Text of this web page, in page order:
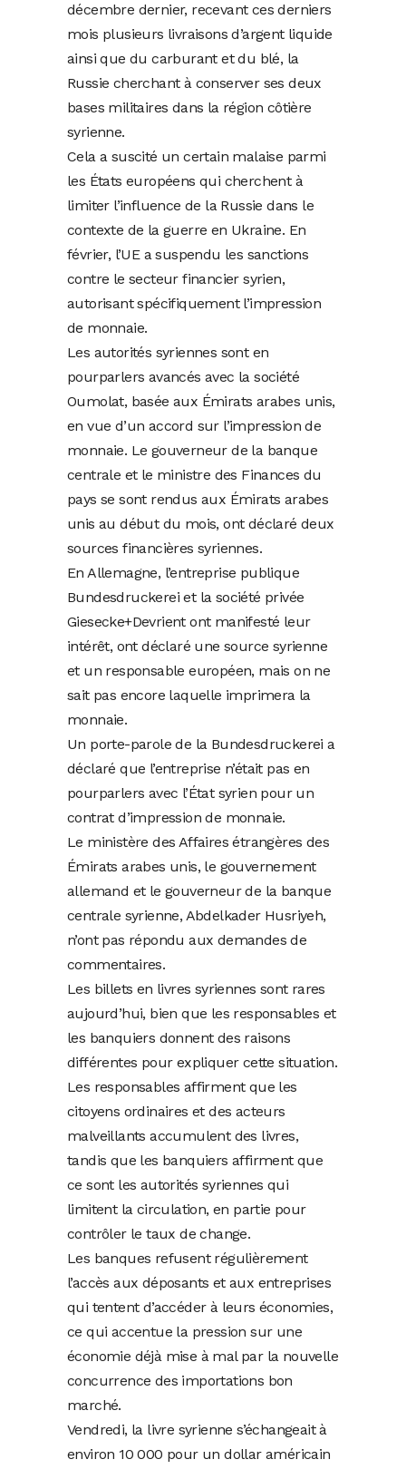
décembre dernier, recevant ces derniers
mois plusieurs livraisons d’argent liquide
ainsi que du carburant et du blé, la
Russie cherchant à conserver ses deux
bases militaires dans la région côtière
syrienne.
Cela a suscité un certain malaise parmi
les États européens qui cherchent à
limiter l’influence de la Russie dans le
contexte de la guerre en Ukraine. En
février, l’UE a suspendu les sanctions
contre le secteur financier syrien,
autorisant spécifiquement l’impression
de monnaie.
Les autorités syriennes sont en
pourparlers avancés avec la société
Oumolat, basée aux Émirats arabes unis,
en vue d’un accord sur l’impression de
monnaie. Le gouverneur de la banque
centrale et le ministre des Finances du
pays se sont rendus aux Émirats arabes
unis au début du mois, ont déclaré deux
sources financières syriennes.
En Allemagne, l’entreprise publique
Bundesdruckerei et la société privée
Giesecke+Devrient ont manifesté leur
intérêt, ont déclaré une source syrienne
et un responsable européen, mais on ne
sait pas encore laquelle imprimera la
monnaie.
Un porte-parole de la Bundesdruckerei a
déclaré que l’entreprise n’était pas en
pourparlers avec l’État syrien pour un
contrat d’impression de monnaie.
Le ministère des Affaires étrangères des
Émirats arabes unis, le gouvernement
allemand et le gouverneur de la banque
centrale syrienne, Abdelkader Husriyeh,
n’ont pas répondu aux demandes de
commentaires.
Les billets en livres syriennes sont rares
aujourd’hui, bien que les responsables et
les banquiers donnent des raisons
différentes pour expliquer cette situation.
Les responsables affirment que les
citoyens ordinaires et des acteurs
malveillants accumulent des livres,
tandis que les banquiers affirment que
ce sont les autorités syriennes qui
limitent la circulation, en partie pour
contrôler le taux de change.
Les banques refusent régulièrement
l’accès aux déposants et aux entreprises
qui tentent d’accéder à leurs économies,
ce qui accentue la pression sur une
économie déjà mise à mal par la nouvelle
concurrence des importations bon
marché.
Vendredi, la livre syrienne s’échangeait à
environ 10 000 pour un dollar américain